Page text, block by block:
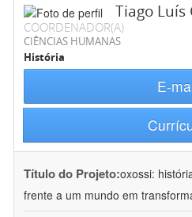
Tiago Luís
COORDENADOR(A)
CIÊNCIAS HUMANAS
História
E-
Título do Projeto:oxossi:
frente a um mundo em